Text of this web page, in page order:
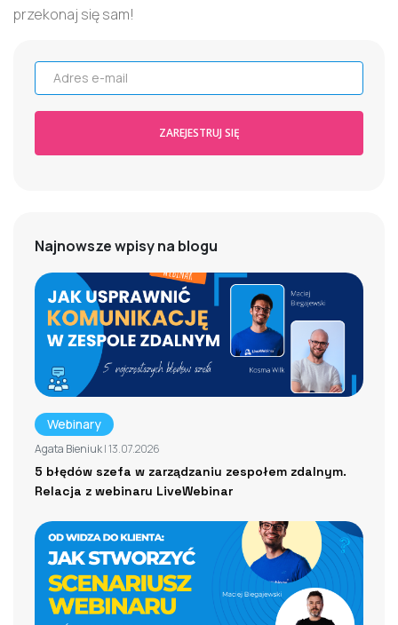
przekonaj się sam!
Adres e-mail
ZAREJESTRUJ SIĘ
Najnowsze wpisy na blogu
Webinary
Agata Bieniuk| 13.07.2026
5 błędów szefa w zarządzaniu zespołem zdalnym.
Relacja z webinaru LiveWebinar